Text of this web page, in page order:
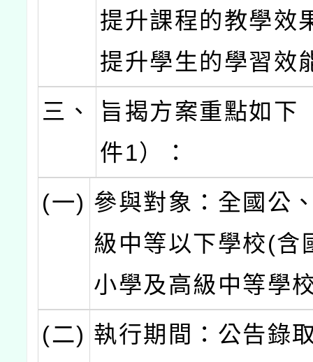
提升課程的教學效
提升學生的學習效
三、
旨揭方案重點如下
件1）：
(一) 參與對象：全國公
級中等以下學校(含
小學及高級中等學
(二) 執行期間：公告錄